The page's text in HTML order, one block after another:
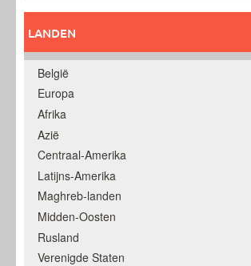
LANDEN
België
Europa
Afrika
Azië
Centraal-Amerika
Latijns-Amerika
Maghreb-landen
Midden-Oosten
Rusland
Verenigde Staten